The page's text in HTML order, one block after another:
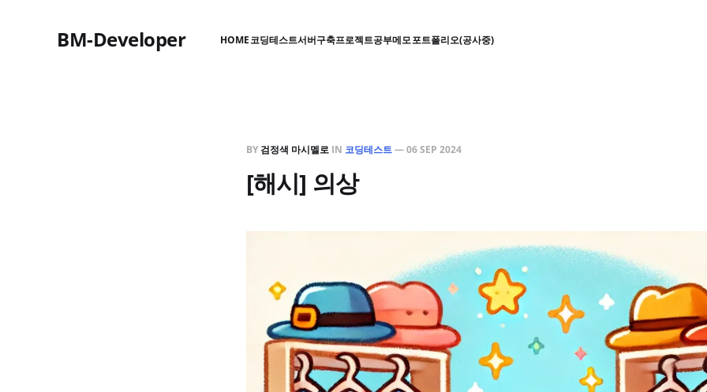
BM-Developer HOME코딩테스트서버구축프로젝트공부메모포트폴리오(공사중)
BY 검정색 마시멜로 IN 코딩테스트—06 SEP 2024
[해시] 의상